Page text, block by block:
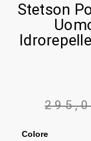
Stetson
Colore